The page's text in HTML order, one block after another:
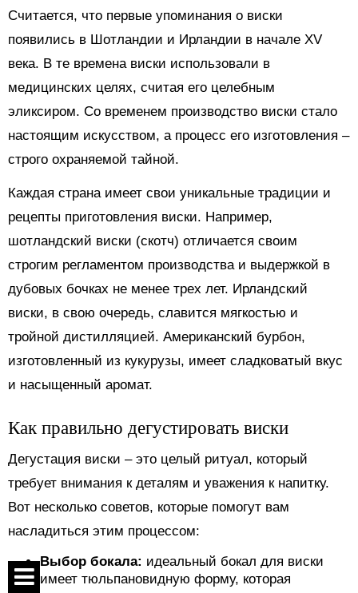
Считается, что первые упоминания о виски
появились в Шотландии и Ирландии в начале XV
века. В те времена виски использовали в
медицинских целях, считая его целебным
эликсиром. Со временем производство виски стало
настоящим искусством, а процесс его изготовления –
строго охраняемой тайной.
Каждая страна имеет свои уникальные традиции и
рецепты приготовления виски. Например,
шотландский виски (скотч) отличается своим
строгим регламентом производства и выдержкой в
дубовых бочках не менее трех лет. Ирландский
виски, в свою очередь, славится мягкостью и
тройной дистилляцией. Американский бурбон,
изготовленный из кукурузы, имеет сладковатый вкус
и насыщенный аромат.
Как правильно дегустировать виски
Дегустация виски – это целый ритуал, который
требует внимания к деталям и уважения к напитку.
Вот несколько советов, которые помогут вам
насладиться этим процессом:
Выбор бокала: идеальный бокал для виски
имеет тюльпановидную форму, которая